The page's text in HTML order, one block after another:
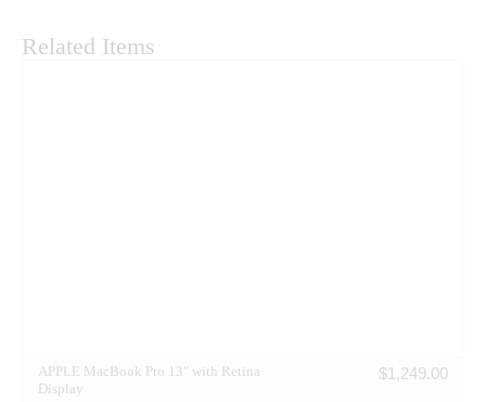
Related Items
APPLE MacBook Pro 13″ with Retina
Display
$1,249.00